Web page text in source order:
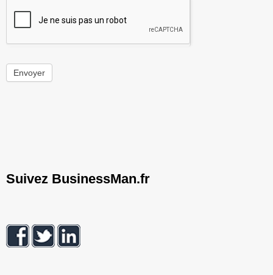
Envoyer
Suivez BusinessMan.fr